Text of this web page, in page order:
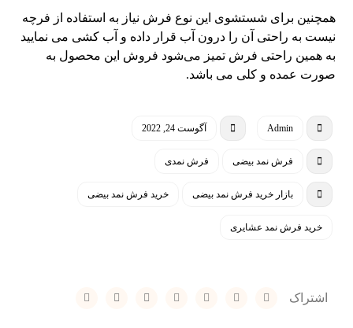
همچنین برای شستشوی این نوع فرش نیاز به استفاده از فرچه
نیست به راحتی آن را درون آب قرار داده و آب کشی می نمایید
به همین راحتی فرش‌ تمیز می‌شود فروش این محصول به
صورت عمده و کلی می باشد.
Admin آگوست 24, 2022
فرش نمد بیضی فرش نمدی
بازار خرید فرش نمد بیضی خرید فرش نمد بیضی
خرید فرش نمد عشایری